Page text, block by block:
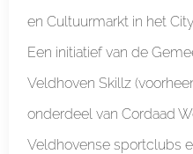
en Cultuurmarkt in het
Een initiatief van de
Veldhoven Skillz
onderdeel van Cordaad
Veldhovense sportclubs